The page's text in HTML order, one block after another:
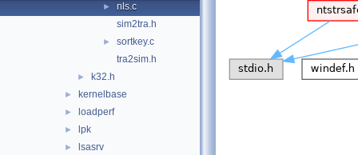
►
nls.c
sim2tra.h
►
sortkey.c
tra2sim.h
► k32.h
► kernelbase
► loadperf
► lpk
► lsasrv